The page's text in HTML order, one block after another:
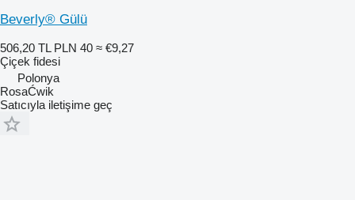
Beverly® Gülü
506,20 TL PLN 40 ≈ €9,27
Çiçek fidesi
Polonya
RosaĆwik
Satıcıyla iletişime geç